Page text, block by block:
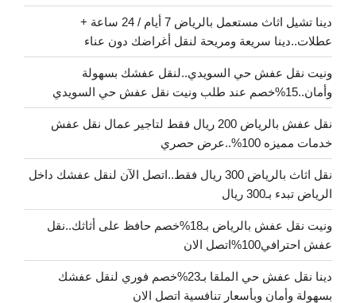
دينا تشيل اثاث مستعمل بالرياض 7 أيام / 24 ساعة +
عطلات..دينا سريعة ومريحة لنقل أغراضك دون عناء
ونيت نقل عفش حي السويدي..لنقل عفشك بسهولة
وأمان..15%خصم عند طلب ونيت نقل عفش حي السويدي
نقل عفش بالرياض 200 ريال فقط لتاجير عمال نقل عفش
خدمات مميزه 100%..عرض حصري
نقل اثاث بالرياض 300 ريال فقط..اتصل الآن لنقل عفشك داخل
الرياض تبدء بـ300 ريال
ونيت نقل عفش بالرياض بـ18%خصم حافظ على أثاثك..نقل
عفش احترافي100%اتصل الان
دينا نقل عفش حي الملقا بـ23%خصم فوري لنقل عفشك
بسهولة وأمان وبأسعار تنافسية اتصل الان